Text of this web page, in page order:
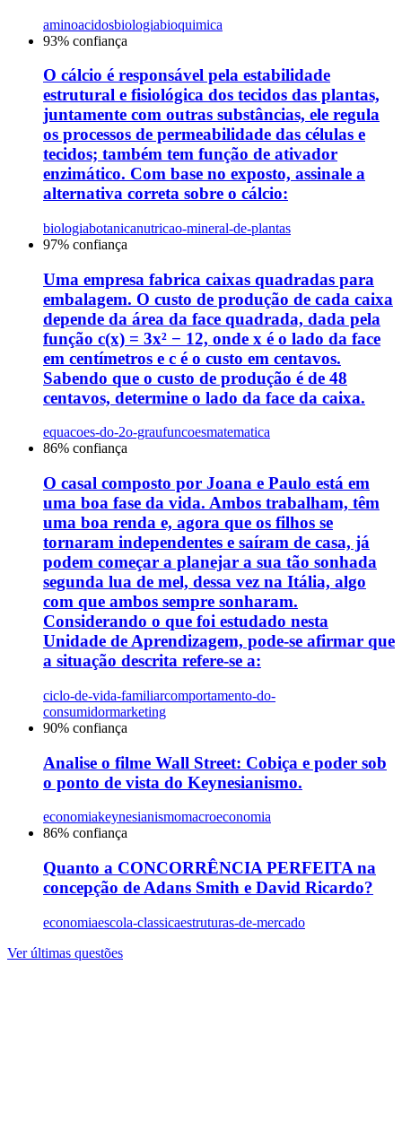
aminoacidosbiologiabioquimica
93% confiança
O cálcio é responsável pela estabilidade
estrutural e fisiológica dos tecidos das plantas,
juntamente com outras substâncias, ele regula
os processos de permeabilidade das células e
tecidos; também tem função de ativador
enzimático. Com base no exposto, assinale a
alternativa correta sobre o cálcio:
biologiabotanicanutricao-mineral-de-plantas
97% confiança
Uma empresa fabrica caixas quadradas para
embalagem. O custo de produção de cada caixa
depende da área da face quadrada, dada pela
função c(x) = 3x² − 12, onde x é o lado da face
em centímetros e c é o custo em centavos.
Sabendo que o custo de produção é de 48
centavos, determine o lado da face da caixa.
equacoes-do-2o-graufuncoesmatematica
86% confiança
O casal composto por Joana e Paulo está em
uma boa fase da vida. Ambos trabalham, têm
uma boa renda e, agora que os filhos se
tornaram independentes e saíram de casa, já
podem começar a planejar a sua tão sonhada
segunda lua de mel, dessa vez na Itália, algo
com que ambos sempre sonharam.
Considerando o que foi estudado nesta
Unidade de Aprendizagem, pode-se afirmar que
a situação descrita refere-se a:
ciclo-de-vida-familiarcomportamento-do-
consumidormarketing
90% confiança
Analise o filme Wall Street: Cobiça e poder sob
o ponto de vista do Keynesianismo.
economiakeynesianismomacroeconomia
86% confiança
Quanto a CONCORRÊNCIA PERFEITA na
concepção de Adans Smith e David Ricardo?
economiaescola-classicaestruturas-de-mercado
Ver últimas questões